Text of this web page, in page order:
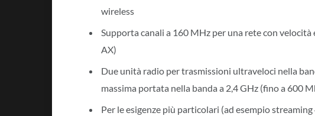
wireless
Supporta canali a 160 MHz per una rete con
AX)
Due unità radio per trasmissioni ultraveloci nella
massima portata nella banda a 2,4 GHz (fino a 600
Per le esigenze più particolari (ad esempio